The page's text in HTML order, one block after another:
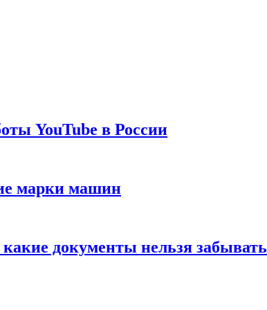
YouTube в России
марки машин
документы нельзя забывать